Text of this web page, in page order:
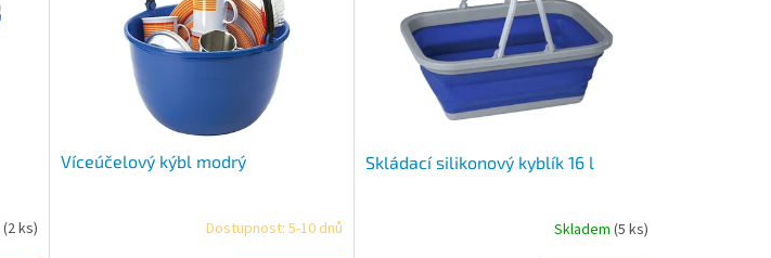
(2 ks)
Víceúčelový kýbl modrý
Dostupnost: 5-10 dnů
Skládací silikonový kyblík 16 l
Skladem (5 ks)